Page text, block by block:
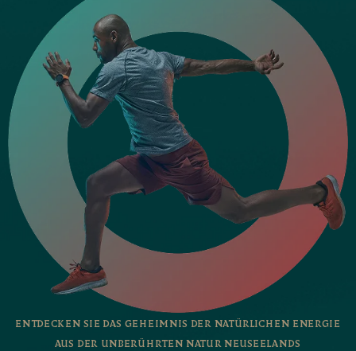
ENTDECKEN SIE DAS GEHEIMNIS DER NATÜRLICHEN ENERGIE
AUS DER UNBERÜHRTEN NATUR NEUSEELANDS